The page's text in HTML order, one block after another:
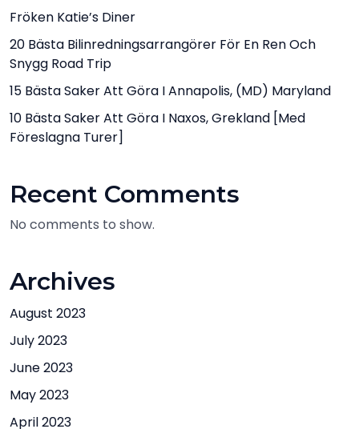
Fröken Katie’s Diner
20 Bästa Bilinredningsarrangörer För En Ren Och
Snygg Road Trip
15 Bästa Saker Att Göra I Annapolis, (MD) Maryland
10 Bästa Saker Att Göra I Naxos, Grekland [med
Föreslagna Turer]
Recent Comments
No comments to show.
Archives
August 2023
July 2023
June 2023
May 2023
April 2023